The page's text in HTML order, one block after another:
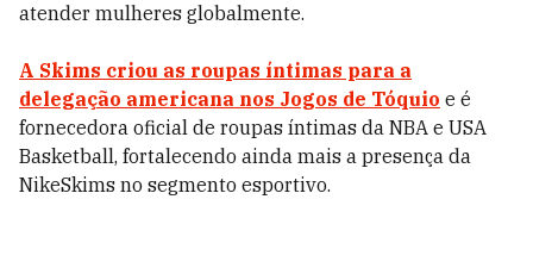
atender mulheres globalmente.
A Skims criou as roupas íntimas para a
delegação americana nos Jogos de Tóquio e é
fornecedora oficial de roupas íntimas da NBA e USA
Basketball, fortalecendo ainda mais a presença da
NikeSkims no segmento esportivo.